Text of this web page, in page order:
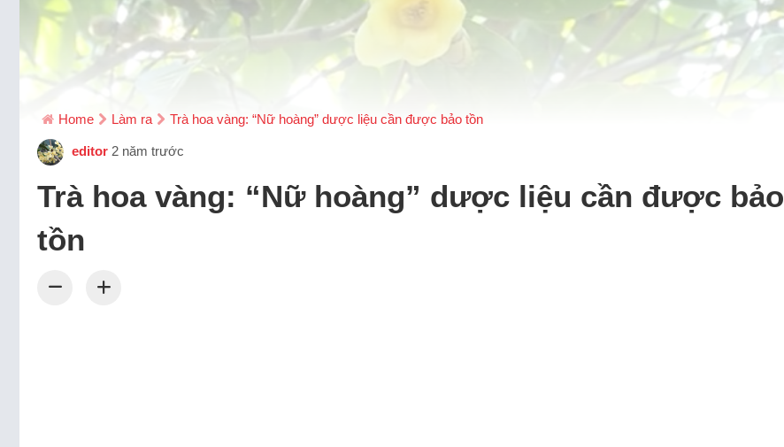
Home Làm ra Trà hoa vàng: “Nữ hoàng” dược liệu cần được bảo tồn
editor 2 năm trước
Trà hoa vàng: “Nữ hoàng” dược liệu cần được bảo
tồn